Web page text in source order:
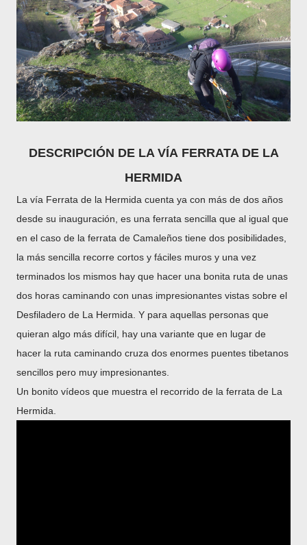
DESCRIPCIÓN DE LA VÍA FERRATA DE LA
HERMIDA
La vía Ferrata de la Hermida cuenta ya con más de dos años
desde su inauguración, es una ferrata sencilla que al igual que
en el caso de la ferrata de Camaleños tiene dos posibilidades,
la más sencilla recorre cortos y fáciles muros y una vez
terminados los mismos hay que hacer una bonita ruta de unas
dos horas caminando con unas impresionantes vistas sobre el
Desfiladero de La Hermida. Y para aquellas personas que
quieran algo más difícil, hay una variante que en lugar de
hacer la ruta caminando cruza dos enormes puentes tibetanos
sencillos pero muy impresionantes.
Un bonito vídeos que muestra el recorrido de la ferrata de La
Hermida.